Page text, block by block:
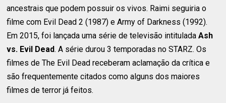
ancestrais que podem possuir os vivos. Raimi seguiria o
filme com Evil Dead 2 (1987) e Army of Darkness (1992).
Em 2015, foi lançada uma série de televisão intituladaAsh
vs. Evil Dead. A série durou 3 temporadas no STARZ. Os
filmes de The Evil Dead receberam aclamação da crítica e
são frequentemente citados como alguns dos maiores
filmes de terror já feitos.